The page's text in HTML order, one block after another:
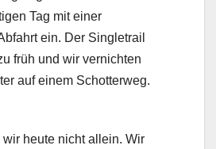
Tag mit einer
ein. Der Singletrail
früh und wir vernichten
auf einem Schotterweg.
heute nicht allein. Wir